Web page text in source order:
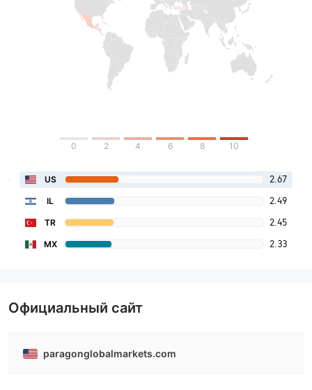
0 2 4 6 8 10
US 2.67
IL 2.49
TR 2.45
MX 2.33
Официальный сайт
paragonglobalmarkets.com